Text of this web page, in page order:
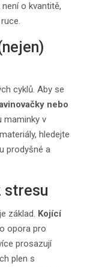
o kvantitě,
cyklů. Aby se
nebo
maminky v
hledejte
prodyšné a
stresu
základ. Kojící
opora pro
prosazují
plen s